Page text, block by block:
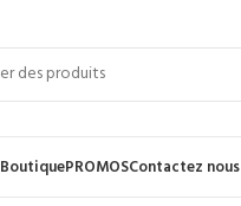
BoutiquePROMOSContactez nous